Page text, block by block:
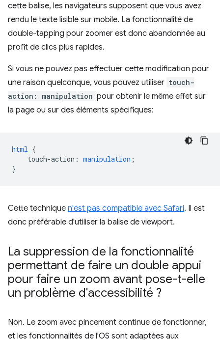
cette balise, les navigateurs supposent que vous avez
rendu le texte lisible sur mobile. La fonctionnalité de
double-tapping pour zoomer est donc abandonnée au
profit de clics plus rapides.
Si vous ne pouvez pas effectuer cette modification pour
une raison quelconque, vous pouvez utiliser touch-
action: manipulation pour obtenir le même effet sur
la page ou sur des éléments spécifiques:
html {
touch-action : manipulation ;
}
Cette technique n'est pas compatible avec Safari. Il est
donc préférable d'utiliser la balise de viewport.
La suppression de la fonctionnalité
permettant de faire un double appui
pour faire un zoom avant pose-t-elle
un problème d'accessibilité ?
Non. Le zoom avec pincement continue de fonctionner,
et les fonctionnalités de l'OS sont adaptées aux